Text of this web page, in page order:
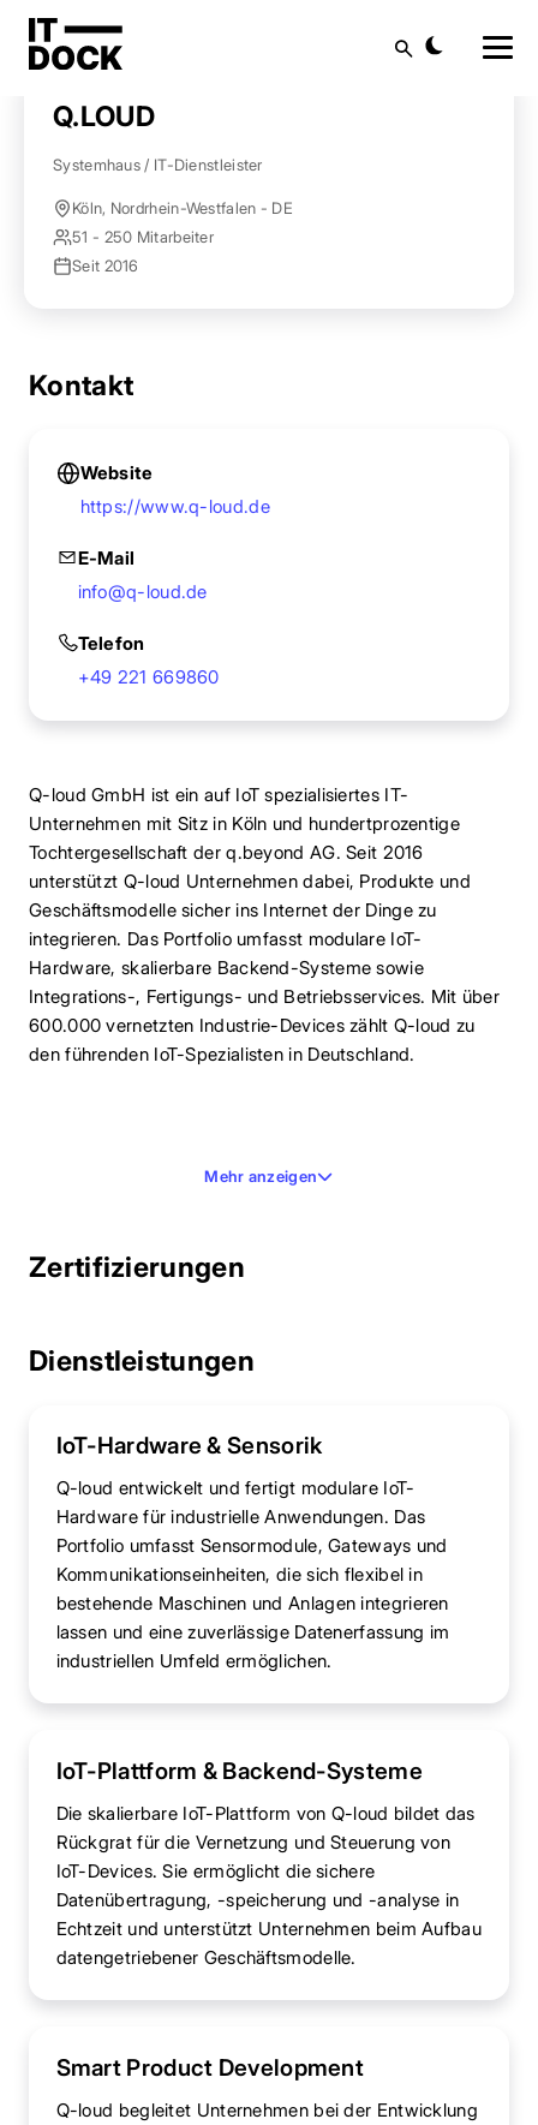
Startseite Anbieter finden
Q.LOUD
Systemhaus / IT-Dienstleister
Köln, Nordrhein-Westfalen - DE
51 - 250 Mitarbeiter
Seit 2016
Kontakt
Website
https://www.q-loud.de
E-Mail
info@q-loud.de
Telefon
+49 221 669860
Q-loud GmbH ist ein auf IoT spezialisiertes IT-
Unternehmen mit Sitz in Köln und hundertprozentige
Tochtergesellschaft der q.beyond AG. Seit 2016
unterstützt Q-loud Unternehmen dabei, Produkte und
Geschäftsmodelle sicher ins Internet der Dinge zu
integrieren. Das Portfolio umfasst modulare IoT-
Hardware, skalierbare Backend-Systeme sowie
Integrations-, Fertigungs- und Betriebsservices. Mit über
600.000 vernetzten Industrie-Devices zählt Q-loud zu
den führenden IoT-Spezialisten in Deutschland.
Mehr anzeigen
Zertifizierungen
Dienstleistungen
IoT-Hardware & Sensorik
Q-loud entwickelt und fertigt modulare IoT-
Hardware für industrielle Anwendungen. Das
Portfolio umfasst Sensormodule, Gateways und
Kommunikationseinheiten, die sich flexibel in
bestehende Maschinen und Anlagen integrieren
lassen und eine zuverlässige Datenerfassung im
industriellen Umfeld ermöglichen.
IoT-Plattform & Backend-Systeme
Die skalierbare IoT-Plattform von Q-loud bildet das
Rückgrat für die Vernetzung und Steuerung von
IoT-Devices. Sie ermöglicht die sichere
Datenübertragung, -speicherung und -analyse in
Echtzeit und unterstützt Unternehmen beim Aufbau
datengetriebener Geschäftsmodelle.
Smart Product Development
Q-loud begleitet Unternehmen bei der Entwicklung